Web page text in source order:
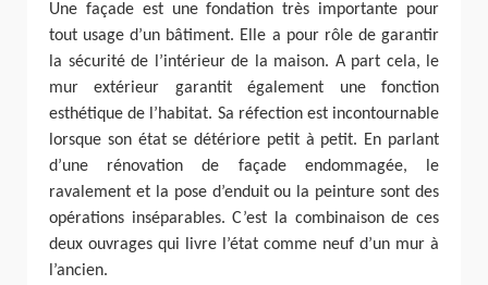
Une façade est une fondation très importante pour
tout usage d’un bâtiment. Elle a pour rôle de garantir
la sécurité de l’intérieur de la maison. A part cela, le
mur extérieur garantit également une fonction
esthétique de l’habitat. Sa réfection est incontournable
lorsque son état se détériore petit à petit. En parlant
d’une rénovation de façade endommagée, le
ravalement et la pose d’enduit ou la peinture sont des
opérations inséparables. C’est la combinaison de ces
deux ouvrages qui livre l’état comme neuf d’un mur à
l’ancien.